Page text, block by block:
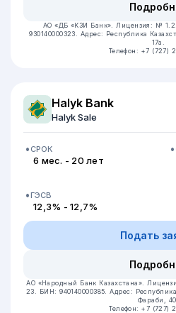
АО «ДБ «КЗИ Банк». Лицензия: №
930140000323. Адрес: Республика
17а.
Телефон: +7 (727)
Halyk Bank
Halyk Sale
СРОК
6 мес. - 20 лет
ГЭСВ
12,3% - 12,7%
Подать
АО «Народный Банк Казахстана».
23.
БИН: 940140000385.Адрес:
Фараби, 40.
Телефон: +7 (727)